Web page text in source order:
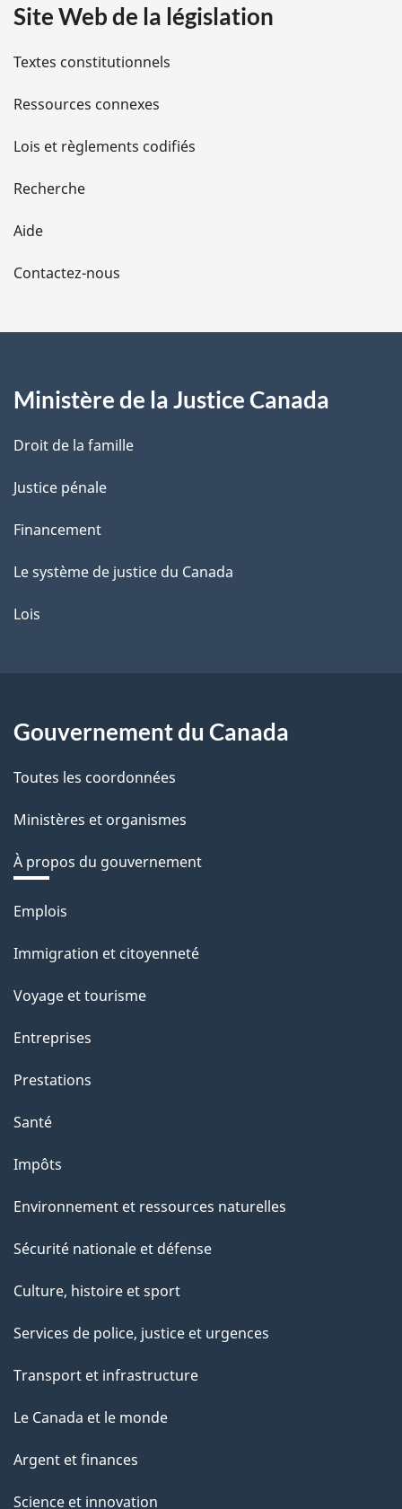
i
l
s
d
e
l
a
e
Site Web de la législation
Textes constitutionnels
Ressources connexes
Lois et règlements codifiés
Recherche
Aide
Contactez-nous
Ministère de la Justice Canada
Droit de la famille
Justice pénale
Financement
Le système de justice du Canada
Lois
Gouvernement du Canada
Toutes les coordonnées
Ministères et organismes
À propos du gouvernement
Thèmes
sujets
Emplois
Immigration et citoyenneté
Voyage et tourisme
Entreprises
Prestations
Santé
Impôts
Environnement et ressources naturelles
Sécurité nationale et défense
Culture, histoire et sport
Services de police, justice et urgences
Transport et infrastructure
Le Canada et le monde
Argent et finances
Science et innovation